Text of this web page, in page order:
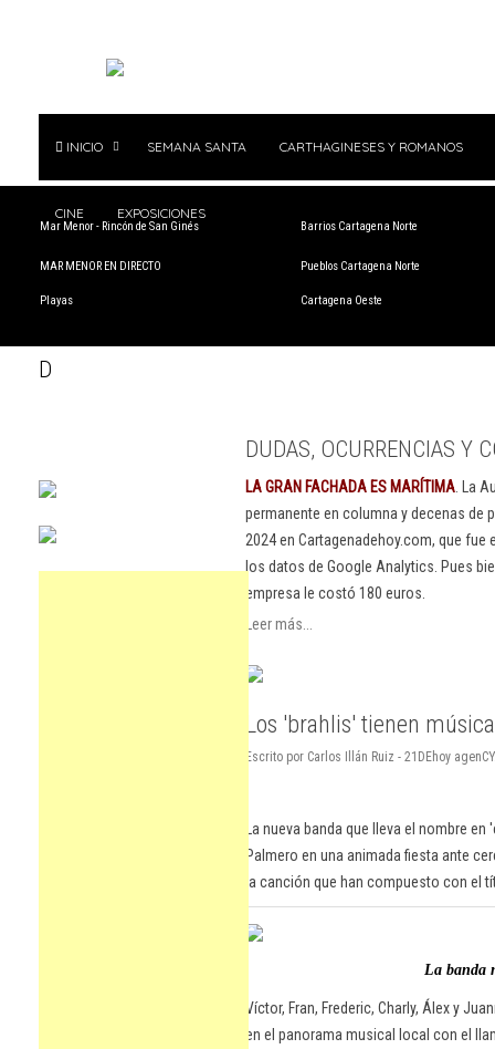
INICIO SEMANA SANTA CARTHAGINESES Y ROMANOS
CINE EXPOSICIONES
Mar Menor - Rincón de San Ginés
MAR MENOR EN DIRECTO
Playas
Barrios Cartagena Norte
Pueblos Cartagena Norte
Cartagena Oeste
D
DUDAS, OCURRENCIAS Y
LA GRAN FACHADA ES MARÍTIMA . La
permanente en columna y decenas
2024 en Cartagenadehoy.com, que
los datos de Google Analytics. Pues
empresa le costó 180 euros.
Leer más...
Los 'brahlis' tienen música
Escrito por Carlos Illán Ruiz - 21DEhoy
La nueva banda que lleva el nombre
Palmero en una animada fiesta ante
la canción que han compuesto con el
La banda
Víctor, Fran, Frederic, Charly, Álex y
en el panorama musical local con el